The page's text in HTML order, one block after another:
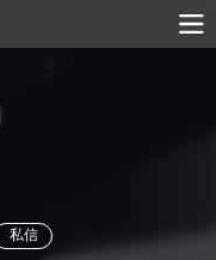
私信